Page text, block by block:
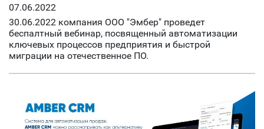
07.06.2022
30.06.2022 компания ООО "Эмбер" проведет
беспалтный вебинар, посвященный автоматизации
ключевых процессов предприятия и быстрой
миграции на отечественное ПО.